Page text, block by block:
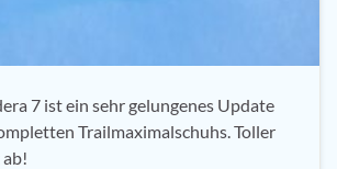
7 ist ein sehr gelungenes Update
Trailmaximalschuhs. Toller